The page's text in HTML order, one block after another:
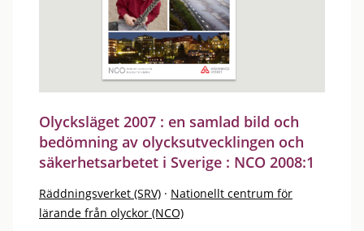
Olycksläget 2007 : en samlad bild och
bedömning av olycksutvecklingen och
säkerhetsarbetet i Sverige : NCO 2008:1
Räddningsverket (SRV) · Nationellt centrum för
lärande från olyckor (NCO)